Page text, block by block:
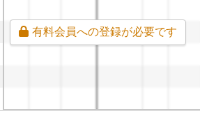
有料会員への登録が必要です